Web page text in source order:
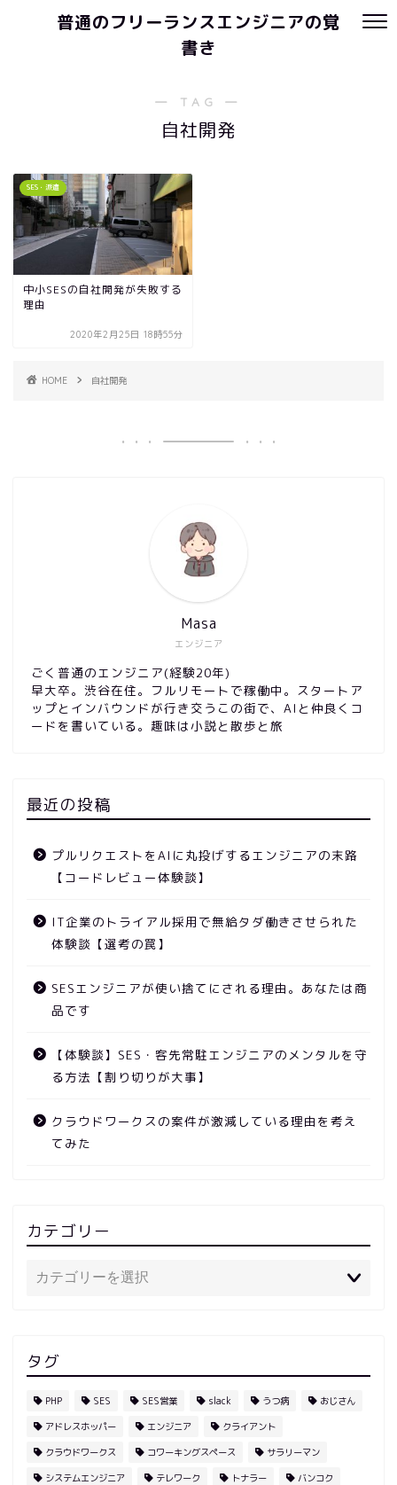
普通のフリーランスエンジニアの覚
書き
― TAG ―
自社開発
SES・派遣
中小SESの自社開発が失敗する
理由
2020年2月25日 18時55分
HOME 自社開発
エンジニア
Masa
ごく普通のエンジニア(経験20年)
早大卒。渋谷在住。フルリモートで稼働中。スタートア
ップとインバウンドが行き交うこの街で、AIと仲良くコ
ードを書いている。趣味は小説と散歩と旅
最近の投稿
プルリクエストをAIに丸投げするエンジニアの末路
【コードレビュー体験談】
IT企業のトライアル採用で無給タダ働きさせられた
体験談【選考の罠】
SESエンジニアが使い捨てにされる理由。あなたは商
品です
【体験談】SES・客先常駐エンジニアのメンタルを守
る方法【割り切りが大事】
クラウドワークスの案件が激減している理由を考え
てみた
カテゴリー
タグ
PHP SES SES営業 slack うつ病 おじさん
アドレスホッパー エンジニア クライアント
クラウドワークス コワーキングスペース サラリーマン
システムエンジニア テレワーク トナラー バンコク